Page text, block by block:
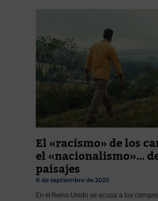
El «racismo» de los
el «nacionalismo»…
paisajes
8 de septiembre de 2025
En el Reino Unido se acusa a los